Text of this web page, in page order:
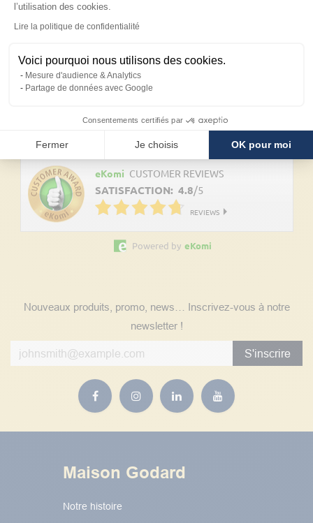
l’utilisation des cookies.
Lire la politique de confidentialité
Voici pourquoi nous utilisons des cookies.
Mesure d'audience & Analytics
Partage de données avec Google
Consentements certifiés par
Fermer Je choisis OK pour moi
Axeptio consent
choix de vos produits du lundi au vendredi de 8h à 17h30.
Contactez-nous
Découvrez les avis clients
eKomi CUSTOMER REVIEWS
SATISFACTION: 4.8/5
REVIEWS
Powered by eKomi
Nouveaux produits, promo, news… Inscrivez-vous à notre
newsletter !
S'inscrire
Maison Godard
Notre histoire